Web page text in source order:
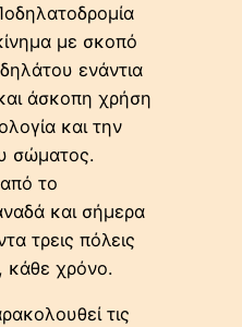
με σκοπό
ενάντια
άσκοπη χρήση
και την
σώματος.
το
και σήμερα
τρεις πόλεις
κάθε χρόνο.
τις